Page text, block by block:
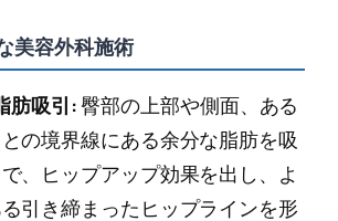
美容外科施術
肪吸引:臀部の上部や側面、ある
の境界線にある余分な脂肪を吸
、ヒップアップ効果を出し、よ
引き締まったヒップラインを形